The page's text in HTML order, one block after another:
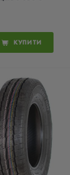
КУПИТИ